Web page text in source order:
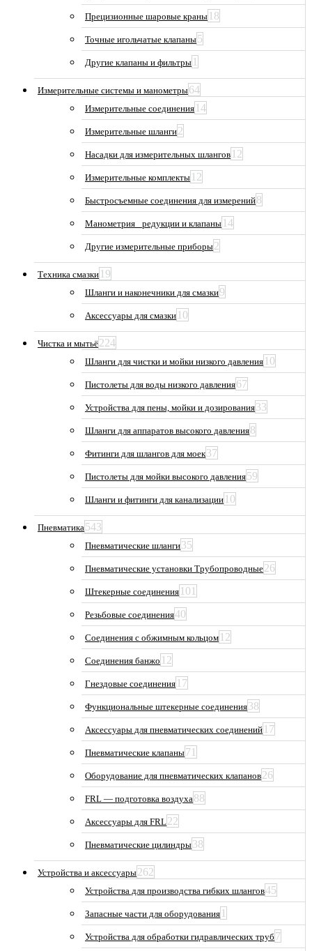
Прецизионные шаровые краны 18
Точные игольчатые клапаны5
Другие клапаны и фильтры 1
Измерительные системы и манометры64
Измерительные соединения 14
Измерительные шланги2
Насадки для измерительных шлангов 12
Измерительные комплекты 12
Быстросъемные соединения для измерений8
Манометрия_ редукции и клапаны 14
Другие измерительные приборы2
Техника смазки 19
Шланги и наконечники для смазки9
Аксессуары для смазки 10
Чистка и мытьё224
Шланги для чистки и мойки низкого давления 10
Пистолеты для воды низкого давления67
Устройства для пены, мойки и дозирования33
Шланги для аппаратов высокого давления8
Фитинги для шлангов для моек37
Пистолеты для мойки высокого давления59
Шланги и фитинги для канализации 10
Пневматика543
Пневматические шланги35
Пневматические установки Трубопроводные26
Штекерные соединения 101
Резьбовые соединения40
Соединения с обжимным кольцом 12
Соединения банжо 12
Гнездовые соединения 17
Функциональные штекерные соединения38
Аксессуары для пневматических соединений 17
Пневматические клапаны71
Оборудование для пневматических клапанов26
FRL — подготовка воздуха88
Аксессуары для FRL22
Пневматические цилиндры38
Устройства и аксессуары262
Устройства для производства гибких шлангов45
Запасные части для оборудования 1
Устройства для обработки гидравлических труб 7